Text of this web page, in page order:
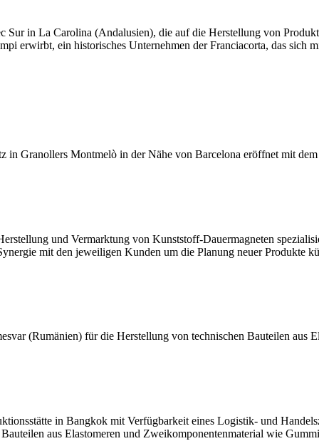
in La Carolina (Andalusien), die auf die Herstellung von
erwirbt, ein historisches Unternehmen der Franciacorta, das sich
in Granollers Montmelò in der Nähe von Barcelona eröffnet mit
und Vermarktung von Kunststoff-Dauermagneten
mit den jeweiligen Kunden um die Planung neuer Produkte
(Rumänien) für die Herstellung von technischen Bauteilen aus
in Bangkok mit Verfügbarkeit eines Logistik- und
aus Elastomeren und Zweikomponentenmaterial wie